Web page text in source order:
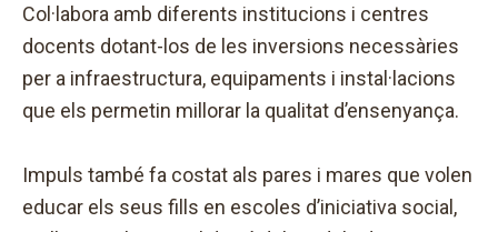
Col·labora amb diferents institucions i centres
docents dotant-los de les inversions necessàries
per a infraestructura, equipaments i instal·lacions
que els permetin millorar la qualitat d’ensenyança.
Impuls també fa costat als pares i mares que volen
educar els seus fills en escoles d’iniciativa social,